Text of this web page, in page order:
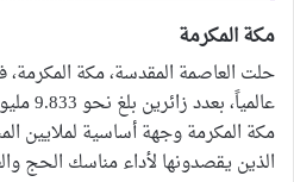
مكة المكرمة
مكة المكرمة وجهة أساسية لملايين
الذين يقصدونها لأداء مناسك الحج